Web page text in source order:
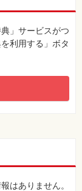
」サービスがつ
利用する」ボタ
はありません。